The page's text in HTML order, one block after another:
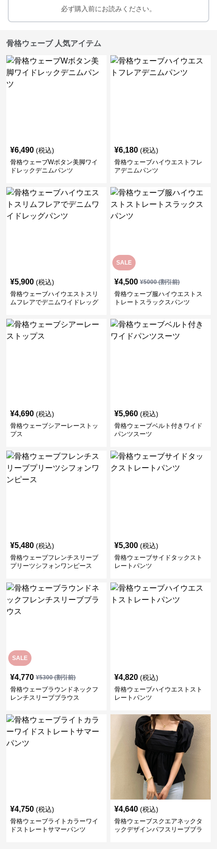
必ず購入前にお読みください。
骨格ウェーブ 人気アイテム
¥6,490 (税込)
骨格ウェーブWボタン美脚ワイ
ドレックデニムパンツ
¥6,180 (税込)
骨格ウェーブハイウエストフレ
アデニムパンツ
¥5,900 (税込)
骨格ウェーブハイウエストスリ
ムフレアでデニムワイドレッグ
SALE
¥4,500 ¥5000(割引前)
骨格ウェーブ服ハイウエストス
トレートスラックスパンツ
¥4,690 (税込)
骨格ウェーブシアーレーストッ
プス
¥5,960 (税込)
骨格ウェーブベルト付きワイド
パンツスーツ
¥5,480 (税込)
骨格ウェーブフレンチスリーブ
プリーツシフォンワンピース
¥5,300 (税込)
骨格ウェーブサイドタックスト
レートパンツ
SALE
¥4,770 ¥5300(割引前)
骨格ウェーブラウンドネックフ
レンチスリーブブラウス
¥4,820 (税込)
骨格ウェーブハイウエストスト
レートパンツ
¥4,750 (税込)
骨格ウェーブライトカラーワイ
ドストレートサマーパンツ
¥4,640 (税込)
骨格ウェーブスクエアネックタ
ックデザインパフスリーブブラ